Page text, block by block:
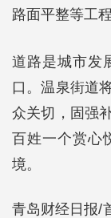
路面平整等工
道路是城市发
口。温泉街道
众关切，固强
百姓一个赏心
境。
青岛财经日报/